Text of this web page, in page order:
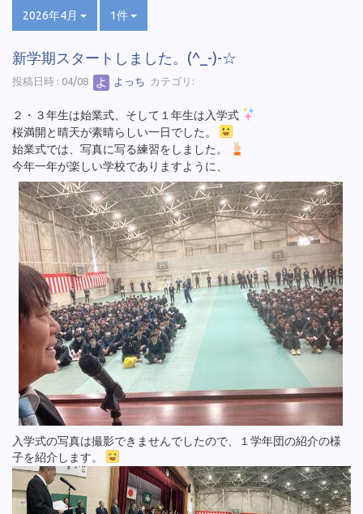
2026年4月 1件
新学期スタートしました。(^_-)-☆
投稿日時 : 04/08 よっち カテゴリ:
２・３年生は始業式、そして１年生は入学式
桜満開と晴天が素晴らしい一日でした。
始業式では、写真に写る練習をしました。
今年一年が楽しい学校でありますように、
入学式の写真は撮影できませんでしたので、１学年団の紹介の様
子を紹介します。